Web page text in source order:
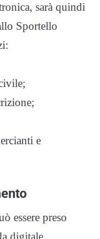
sarà quindi
Sportello
e
essere preso
digitale